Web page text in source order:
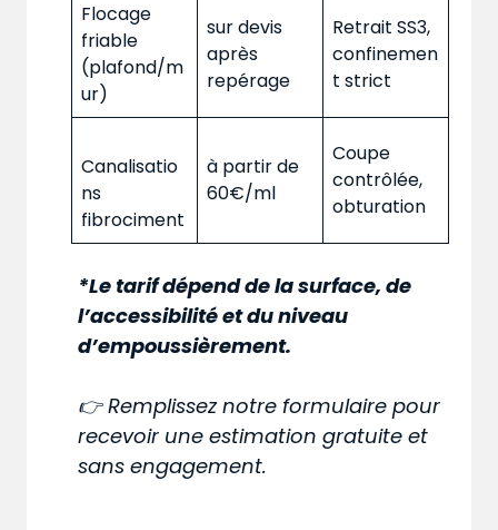
Flocage
friable
(plafond/m
ur)
sur devis
après
repérage
Retrait SS3,
confinemen
t strict
Canalisatio
ns
fibrociment
à partir de
60€/ml
Coupe
contrôlée,
obturation
*Le tarif dépend de la surface, de
l’accessibilité et du niveau
d’empoussièrement.
👉 Remplissez notre formulaire pour
recevoir une estimation gratuite et
sans engagement.